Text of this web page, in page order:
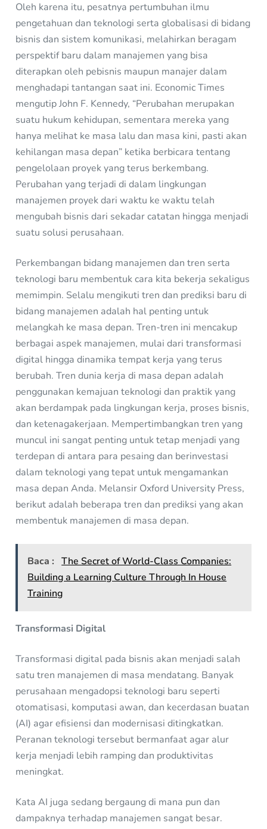
Oleh karena itu, pesatnya pertumbuhan ilmu
pengetahuan dan teknologi serta globalisasi di bidang
bisnis dan sistem komunikasi, melahirkan beragam
perspektif baru dalam manajemen yang bisa
diterapkan oleh pebisnis maupun manajer dalam
menghadapi tantangan saat ini. Economic Times
mengutip John F. Kennedy, “Perubahan merupakan
suatu hukum kehidupan, sementara mereka yang
hanya melihat ke masa lalu dan masa kini, pasti akan
kehilangan masa depan” ketika berbicara tentang
pengelolaan proyek yang terus berkembang.
Perubahan yang terjadi di dalam lingkungan
manajemen proyek dari waktu ke waktu telah
mengubah bisnis dari sekadar catatan hingga menjadi
suatu solusi perusahaan.
Perkembangan bidang manajemen dan tren serta
teknologi baru membentuk cara kita bekerja sekaligus
memimpin. Selalu mengikuti tren dan prediksi baru di
bidang manajemen adalah hal penting untuk
melangkah ke masa depan. Tren-tren ini mencakup
berbagai aspek manajemen, mulai dari transformasi
digital hingga dinamika tempat kerja yang terus
berubah. Tren dunia kerja di masa depan adalah
penggunakan kemajuan teknologi dan praktik yang
akan berdampak pada lingkungan kerja, proses bisnis,
dan ketenagakerjaan. Mempertimbangkan tren yang
muncul ini sangat penting untuk tetap menjadi yang
terdepan di antara para pesaing dan berinvestasi
dalam teknologi yang tepat untuk mengamankan
masa depan Anda. Melansir Oxford University Press,
berikut adalah beberapa tren dan prediksi yang akan
membentuk manajemen di masa depan.
Baca : The Secret of World-Class Companies:
Building a Learning Culture Through In House
Training
Transformasi Digital
Transformasi digital pada bisnis akan menjadi salah
satu tren manajemen di masa mendatang. Banyak
perusahaan mengadopsi teknologi baru seperti
otomatisasi, komputasi awan, dan kecerdasan buatan
(AI) agar efisiensi dan modernisasi ditingkatkan.
Peranan teknologi tersebut bermanfaat agar alur
kerja menjadi lebih ramping dan produktivitas
meningkat.
Kata AI juga sedang bergaung di mana pun dan
dampaknya terhadap manajemen sangat besar.